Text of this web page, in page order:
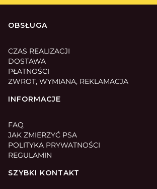
Linki w stopce
OBSŁUGA
CZAS REALIZACJI
DOSTAWA
PŁATNOŚCI
ZWROT, WYMIANA, REKLAMACJA
INFORMACJE
FAQ
JAK ZMIERZYĆ PSA
POLITYKA PRYWATNOŚCI
REGULAMIN
SZYBKI KONTAKT